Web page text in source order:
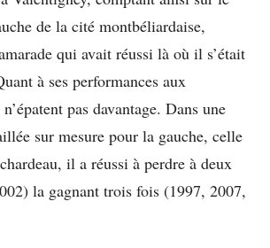
de la cité montbéliardaise,
qui avait réussi là où il s’était
à ses performances aux
pas davantage. Dans une
sur mesure pour la gauche, celle
il a réussi à perdre à deux
la gagnant trois fois (1997, 2007,